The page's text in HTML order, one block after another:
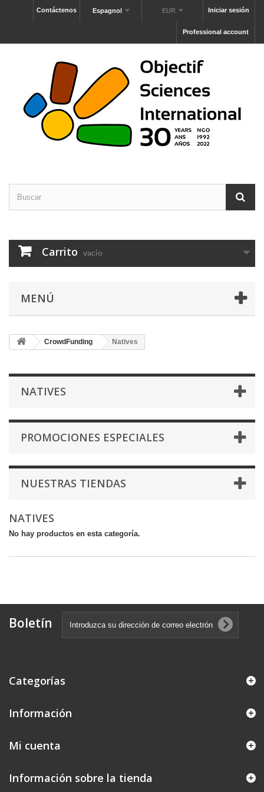
Iniciar sesión
EUR
Espagnol
Contáctenos
Professional account
Carrito vacío
MENÚ
CrowdFunding Natives
NATIVES
PROMOCIONES ESPECIALES
NUESTRAS TIENDAS
NATIVES
No hay productos en esta categoría.
Boletín
Categorías
Información
Mi cuenta
Información sobre la tienda